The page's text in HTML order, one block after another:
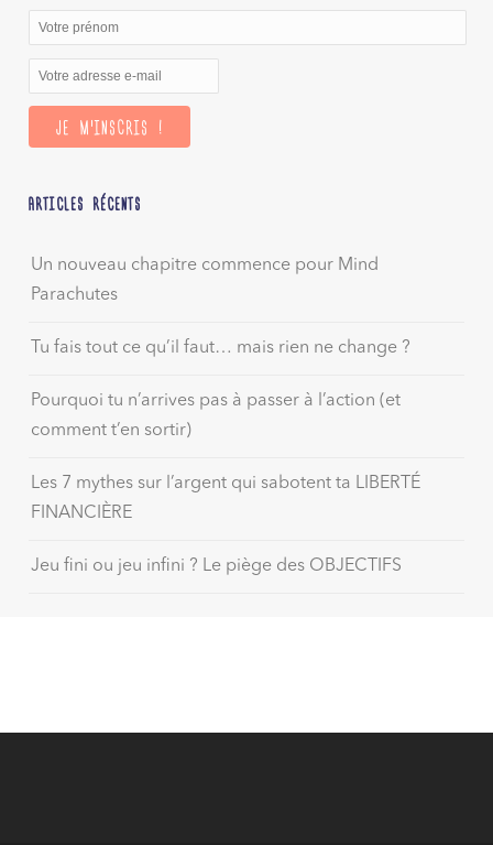
ARTICLES RÉCENTS
Un nouveau chapitre commence pour Mind
Parachutes
Tu fais tout ce qu’il faut… mais rien ne change ?
Pourquoi tu n’arrives pas à passer à l’action (et
comment t’en sortir)
Les 7 mythes sur l’argent qui sabotent ta LIBERTÉ
FINANCIÈRE
Jeu fini ou jeu infini ? Le piège des OBJECTIFS